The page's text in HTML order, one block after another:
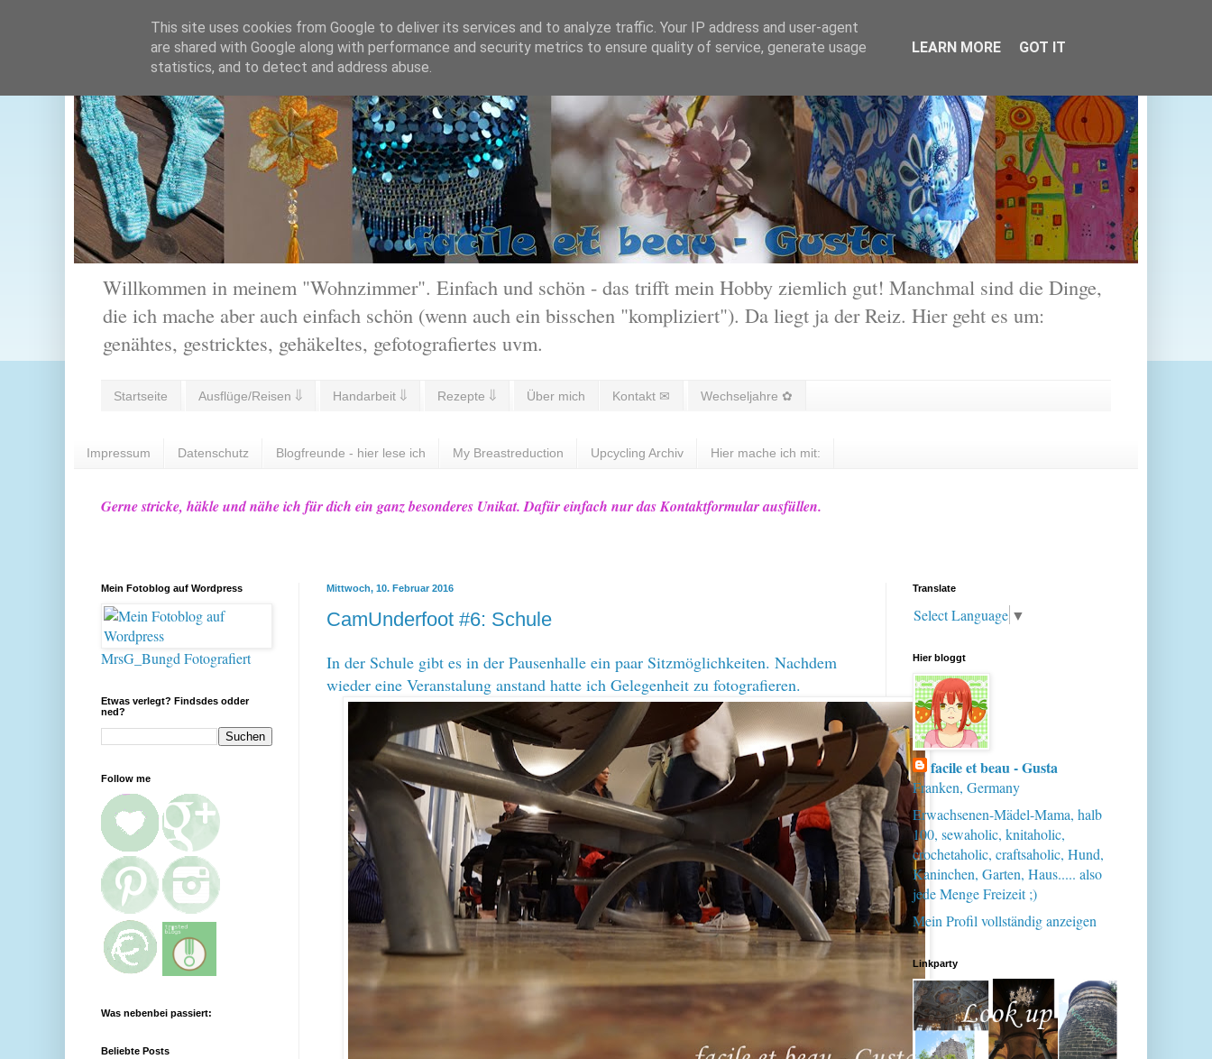
Willkommen in meinem "Wohnzimmer". Einfach und schön - das trifft mein Hobby ziemlich gut! Manchmal sind die Dinge,
die ich mache aber auch einfach schön (wenn auch ein bisschen "kompliziert"). Da liegt ja der Reiz. Hier geht es um:
genähtes, gestricktes, gehäkeltes, gefotografiertes uvm.
Startseite Ausflüge/Reisen ⇓ Handarbeit ⇓ Rezepte ⇓ Über mich Kontakt ✉ Wechseljahre ✿
Impressum Datenschutz Blogfreunde - hier lese ich My Breastreduction Upcycling Archiv Hier mache ich mit:
Gerne stricke, häkle und nähe ich für dich ein ganz besonderes Unikat. Dafür einfach nur das Kontaktformular ausfüllen.
Mittwoch, 10. Februar 2016
CamUnderfoot #6: Schule
In der Schule gibt es in der Pausenhalle ein paar Sitzmöglichkeiten. Nachdem
wieder eine Veranstalung anstand hatte ich Gelegenheit zu fotografieren.
Mein Fotoblog auf Wordpress
MrsG_Bungd Fotografiert
Etwas verlegt? Findsdes odder
ned?
Follow me
Was nebenbei passiert:
Beliebte Posts
Translate
Select Language ▼
Hier bloggt
facile et beau - Gusta
Franken, Germany
Erwachsenen-Mädel-Mama, halb
100, sewaholic, knitaholic,
crochetaholic, craftsaholic, Hund,
Kaninchen, Garten, Haus..... also
jede Menge Freizeit ;)
Mein Profil vollständig anzeigen
Linkparty
This site uses cookies from Google to deliver its services and to analyze traffic. Your IP address and user-agent
are shared with Google along with performance and security metrics to ensure quality of service, generate usage
statistics, and to detect and address abuse.
LEARN MORE GOT IT